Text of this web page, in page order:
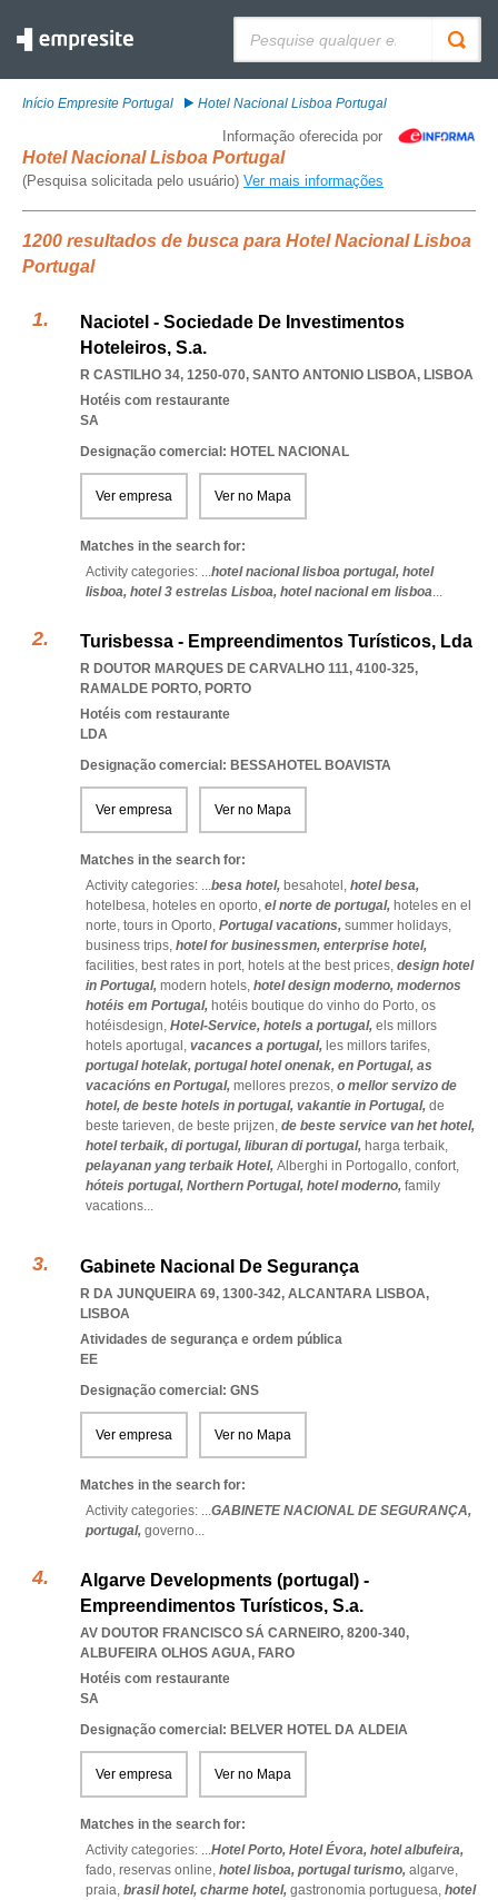
Início Empresite Portugal Hotel Nacional Lisboa Portugal
Informação oferecida por
Hotel Nacional Lisboa Portugal
(Pesquisa solicitada pelo usuário) Ver mais informações
1200 resultados de busca para Hotel Nacional Lisboa
Portugal
Naciotel - Sociedade De Investimentos
Hoteleiros, S.a.
R CASTILHO 34, 1250-070, SANTO ANTONIO LISBOA, LISBOA
Hotéis com restaurante
SA
Designação comercial: HOTEL NACIONAL
Ver empresa Ver no Mapa
Matches in the search for:
Activity categories: ...hotel nacional lisboa portugal, hotel
lisboa, hotel 3 estrelas Lisboa, hotel nacional em lisboa...
Turisbessa - Empreendimentos Turísticos, Lda
R DOUTOR MARQUES DE CARVALHO 111, 4100-325,
RAMALDE PORTO, PORTO
Hotéis com restaurante
LDA
Designação comercial: BESSAHOTEL BOAVISTA
Ver empresa Ver no Mapa
Matches in the search for:
Activity categories: ...besa hotel, besahotel, hotel besa,
hotelbesa, hoteles en oporto, el norte de portugal, hoteles en el
norte, tours in Oporto, Portugal vacations, summer holidays,
business trips, hotel for businessmen, enterprise hotel,
facilities, best rates in port, hotels at the best prices, design hotel
in Portugal, modern hotels, hotel design moderno, modernos
hotéis em Portugal, hotéis boutique do vinho do Porto, os
hotéisdesign, Hotel-Service, hotels a portugal, els millors
hotels aportugal, vacances a portugal, les millors tarifes,
portugal hotelak, portugal hotel onenak, en Portugal, as
vacacións en Portugal, mellores prezos, o mellor servizo de
hotel, de beste hotels in portugal, vakantie in Portugal, de
beste tarieven, de beste prijzen, de beste service van het hotel,
hotel terbaik, di portugal, liburan di portugal, harga terbaik,
pelayanan yang terbaik Hotel, Alberghi in Portogallo, confort,
hóteis portugal, Northern Portugal, hotel moderno, family
vacations...
Gabinete Nacional De Segurança
R DA JUNQUEIRA 69, 1300-342, ALCANTARA LISBOA,
LISBOA
Atividades de segurança e ordem pública
EE
Designação comercial: GNS
Ver empresa Ver no Mapa
Matches in the search for:
Activity categories: ...GABINETE NACIONAL DE SEGURANÇA,
portugal, governo...
Algarve Developments (portugal) -
Empreendimentos Turísticos, S.a.
AV DOUTOR FRANCISCO SÁ CARNEIRO, 8200-340,
ALBUFEIRA OLHOS AGUA, FARO
Hotéis com restaurante
SA
Designação comercial: BELVER HOTEL DA ALDEIA
Ver empresa Ver no Mapa
Matches in the search for:
Activity categories: ...Hotel Porto, Hotel Évora, hotel albufeira,
fado, reservas online, hotel lisboa, portugal turismo, algarve,
praia, brasil hotel, charme hotel, gastronomia portuguesa, hotel